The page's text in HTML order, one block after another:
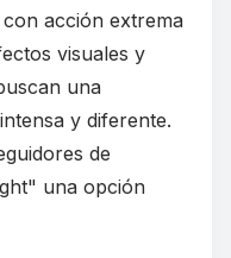
acción extrema
visuales y
una
y diferente.
de
una opción